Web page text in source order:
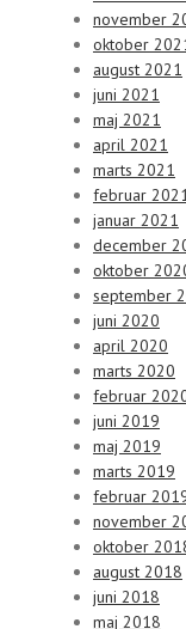
november
oktober
august 2021
juni 2021
maj 2021
april 2021
marts 2021
februar 2021
januar 2021
december
oktober
september
juni 2020
april 2020
marts 2020
februar
juni 2019
maj 2019
marts 2019
februar
november
oktober
august 2018
juni 2018
maj 2018